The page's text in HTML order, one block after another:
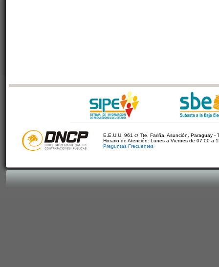
E.E.U.U. 961 c/ Tte. Fariña. Asunción, Paraguay -
Horario de Atención: Lunes a Viernes de 07:00 a
Preguntas Frecuentes